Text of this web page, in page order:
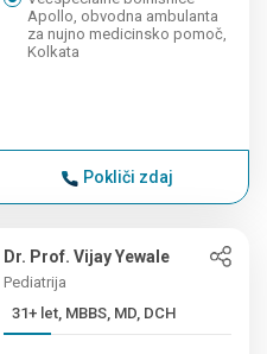
Apollo, obvodna ambulanta
za nujno medicinsko pomoč,
Kolkata
Pokliči zdaj
Dr. Prof. Vijay Yewale
Pediatrija
31+ let, MBBS, MD, DCH